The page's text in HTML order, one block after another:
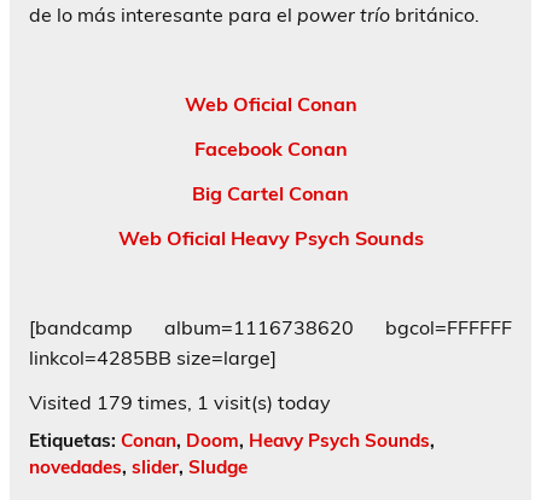
de lo más interesante para el power trío británico.
Web Oficial Conan
Facebook Conan
Big Cartel Conan
Web Oficial Heavy Psych Sounds
[bandcamp album=1116738620 bgcol=FFFFFF
linkcol=4285BB size=large]
Visited 179 times, 1 visit(s) today
Etiquetas: Conan, Doom, Heavy Psych Sounds,
novedades, slider, Sludge